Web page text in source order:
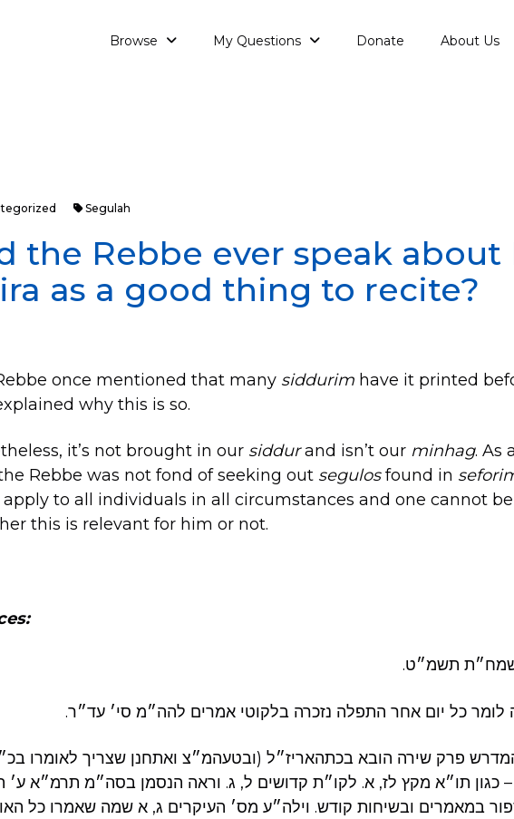
Browse My Questions Donate About Us
Segulah
the Rebbe ever speak about
as a good thing to recite?
once mentioned that many siddurim have it printed
why this is so.
it’s not brought in our siddurand isn’t our minhag. As
Rebbe was not fond of seeking out segulosfound in
apply to all individuals in all circumstances and one cannot
this is relevant for him or not.
שמח״ת תשמ״ט.
לומר כל יום אחר התפלה נזכרה בלקוטי אמרים להה״מ סי׳ עד״ר.
פרק שירה הובא בכתהאריז״ל (ובטעהמ״צ ואתחנן שצריך לאומרו
כגון תו״א מקץ לז, א. לקו״ת קדושים ל, ג. וראה הנסמן בסה״מ תרמ״א ע׳
במאמרים ובשיחות קודש. וילה״ע מס׳ העיקרים ג, א שמה שאמרו כל